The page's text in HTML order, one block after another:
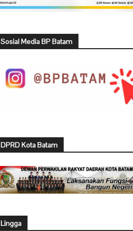
Sosial Media BP Batam
DPRD Kota Batam
Lingga